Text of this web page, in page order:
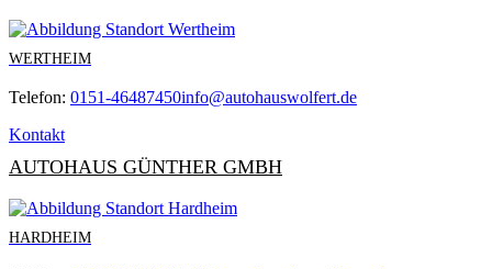
WERTHEIM
Telefon: 0151-46487450info@autohauswolfert.de
Kontakt
AUTOHAUS GÜNTHER GMBH
HARDHEIM